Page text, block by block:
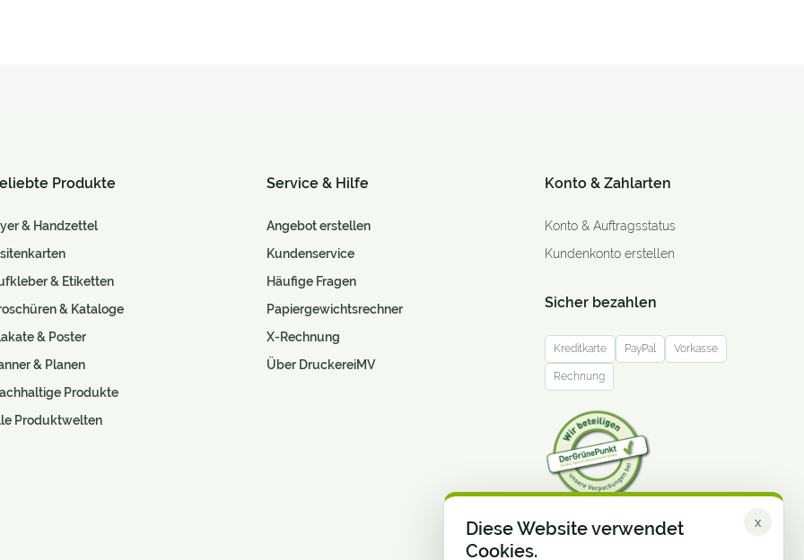
Produkte
& Handzettel
& Etiketten
& Kataloge
& Poster
& Planen
Produkte
Produktwelten
Service & Hilfe
Angebot erstellen
Kundenservice
Häufige Fragen
Papiergewichtsrechner
X-Rechnung
Über DruckereiMV
Konto & Zahlarten
Konto & Auftragsstatus
Kundenkonto erstellen
Sicher bezahlen
Kreditkarte PayPal Vorkasse
Rechnung
Diese Website verwendet
Cookies.
x